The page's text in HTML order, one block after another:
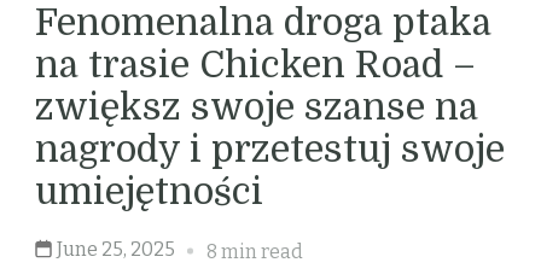
Fenomenalna droga ptaka
na trasie Chicken Road –
zwiększ swoje szanse na
nagrody i przetestuj swoje
umiejętności
June 25, 2025 8 min read